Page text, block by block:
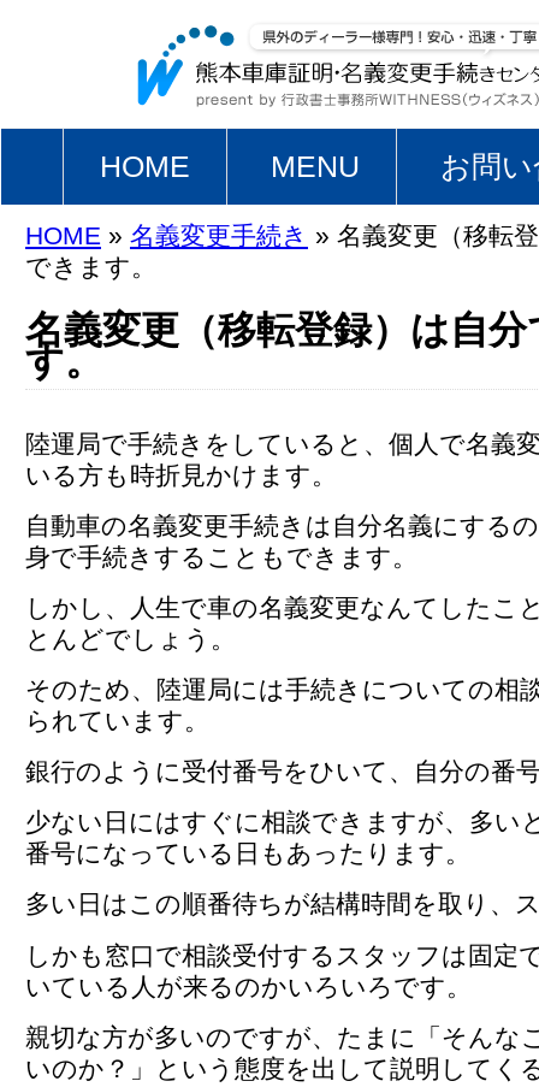
HOME MENU お問
HOME » 名義変更手続き » 名義変更（移転
できます。
名義変更（移転登録）は自
す。
陸運局で手続きをしていると、個人で名義
いる方も時折見かけます。
自動車の名義変更手続きは自分名義にする
身で手続きすることもできます。
しかし、人生で車の名義変更なんてしたこ
とんどでしょう。
そのため、陸運局には手続きについての相
られています。
銀行のように受付番号をひいて、自分の番
少ない日にはすぐに相談できますが、多い
番号になっている日もあったります。
多い日はこの順番待ちが結構時間を取り、
しかも窓口で相談受付するスタッフは固定
いている人が来るのかいろいろです。
親切な方が多いのですが、たまに「そんな
いのか？」という態度を出して説明してく